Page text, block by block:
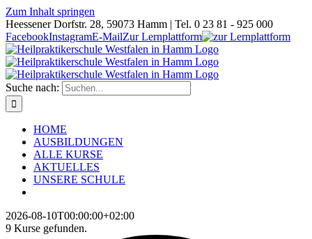
Zum Inhalt springen
Heessener Dorfstr. 28, 59073 Hamm | Tel. 0 23 81 - 925 000
FacebookInstagramE-MailZur Lernplattform
Suche nach:
HOME
AUSBILDUNGEN
ALLE KURSE
AKTUELLES
UNSERE SCHULE
2026-08-10T00:00:00+02:00
9 Kurse gefunden.